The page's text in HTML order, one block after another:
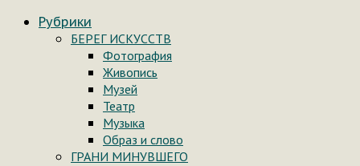
Рубрики
БЕРЕГ ИСКУССТВ
Фотография
Живопись
Музей
Театр
Музыка
Образ и слово
ГРАНИ МИНУВШЕГО